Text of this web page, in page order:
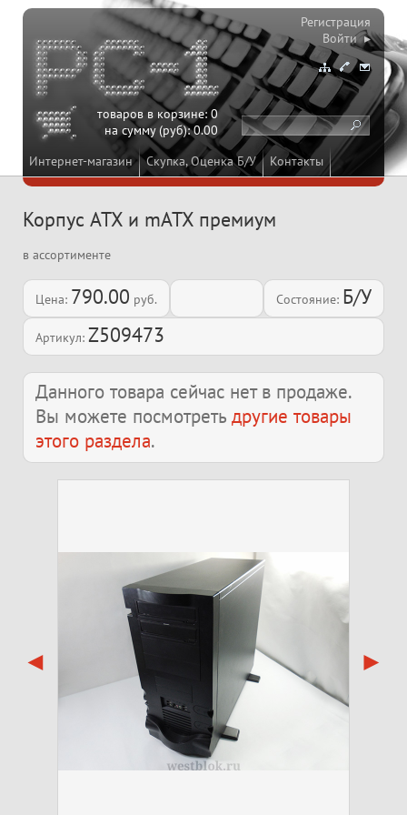
Интернет-магазин Скупка, Оценка Б/У Контакты
товаров в корзине:0
на сумму (руб):0.00
Регистрация
Войти ▸
Корпус ATX и mATX премиум
в ассортименте
Цена: 790.00 руб. Состояние: Б/У
Артикул: Z509473
Данного товара сейчас нет в продаже.
Вы можете посмотреть другие товары
этого раздела.